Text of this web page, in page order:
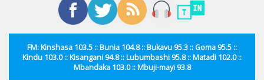
FM: Kinshasa 103.5 :: Bunia 104.8 :: Bukavu 95.3 :: Goma 95.5 ::
Kindu 103.0 :: Kisangani 94.8 :: Lubumbashi 95.8 :: Matadi 102.0 ::
Mbandaka 103.0 :: Mbuji-mayi 93.8